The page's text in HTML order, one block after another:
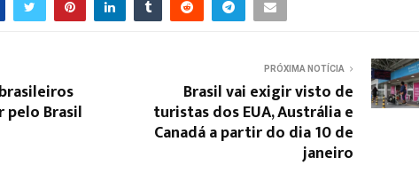
pelo Brasil
PRÓXIMA NOTÍCIA
Brasil vai exigir visto de
turistas dos EUA, Austrália e
Canadá a partir do dia 10 de
janeiro